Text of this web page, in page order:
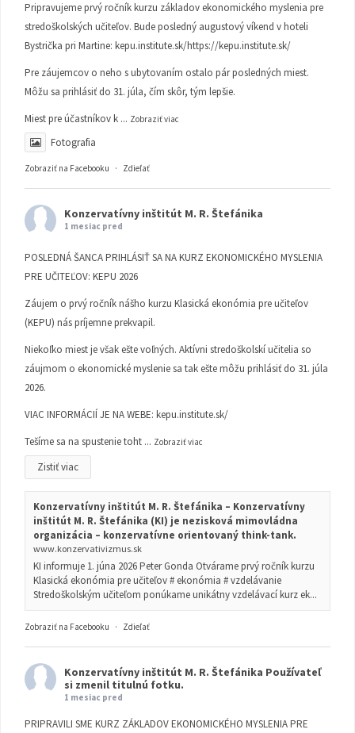
Pripravujeme prvý ročník kurzu základov ekonomického myslenia pre
stredoškolských učiteľov. Bude posledný augustový víkend v hoteli
Bystrička pri Martine: kepu.institute.sk/https://kepu.institute.sk/
Pre záujemcov o neho s ubytovaním ostalo pár posledných miest.
Môžu sa prihlásiť do 31. júla, čím skôr, tým lepšie.
Miest pre účastníkov k ... Zobraziť viac
Fotografia
Zobraziť na Facebooku · Zdieľať
Konzervatívny inštitút M. R. Štefánika
1 mesiac pred
POSLEDNÁ ŠANCA PRIHLÁSIŤ SA NA KURZ EKONOMICKÉHO MYSLENIA
PRE UČITEĽOV: KEPU 2026
Záujem o prvý ročník nášho kurzu Klasická ekonómia pre učiteľov
(KEPU) nás príjemne prekvapil.
Niekoľko miest je však ešte voľných. Aktívni stredoškolskí učitelia so
záujmom o ekonomické myslenie sa tak ešte môžu prihlásiť do 31. júla
2026.
VIAC INFORMÁCIÍ JE NA WEBE: kepu.institute.sk/
Tešíme sa na spustenie toht ... Zobraziť viac
Zistiť viac
Konzervatívny inštitút M. R. Štefánika – Konzervatívny
inštitút M. R. Štefánika (KI) je nezisková mimovládna
organizácia – konzervatívne orientovaný think-tank.
www.konzervativizmus.sk
KI informuje 1. júna 2026 Peter Gonda Otvárame prvý ročník kurzu
Klasická ekonómia pre učiteľov # ekonómia # vzdelávanie
Stredoškolským učiteľom ponúkame unikátny vzdelávací kurz ek...
Zobraziť na Facebooku · Zdieľať
Konzervatívny inštitút M. R. Štefánika Používateľ
si zmenil titulnú fotku.
1 mesiac pred
PRIPRAVILI SME KURZ ZÁKLADOV EKONOMICKÉHO MYSLENIA PRE